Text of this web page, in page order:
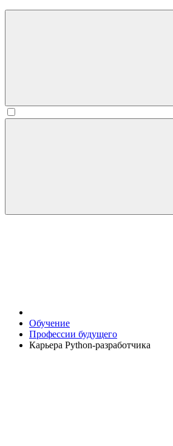
Обучение
Профессии будущего
Карьера Python-разработчика